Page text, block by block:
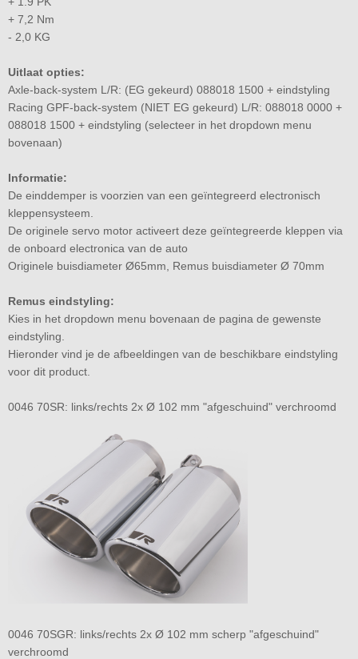
+ 7,2 Nm
- 2,0 KG
Uitlaat opties:
Axle-back-system L/R: (EG gekeurd) 088018 1500 + eindstyling
Racing GPF-back-system (NIET EG gekeurd) L/R: 088018 0000 +
088018 1500 + eindstyling (selecteer in het dropdown menu
bovenaan)
Informatie:
De einddemper is voorzien van een geïntegreerd electronisch
kleppensysteem.
De originele servo motor activeert deze geïntegreerde kleppen via
de onboard electronica van de auto
Originele buisdiameter Ø65mm, Remus buisdiameter Ø 70mm
Remus eindstyling:
Kies in het dropdown menu bovenaan de pagina de gewenste
eindstyling.
Hieronder vind je de afbeeldingen van de beschikbare eindstyling
voor dit product.
0046 70SR: links/rechts 2x Ø 102 mm "afgeschuind" verchroomd
0046 70SGR: links/rechts 2x Ø 102 mm scherp "afgeschuind"
verchroomd